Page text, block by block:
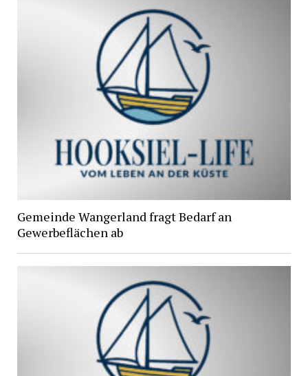
Gemeinde Wangerland fragt Bedarf an
Gewerbeflächen ab